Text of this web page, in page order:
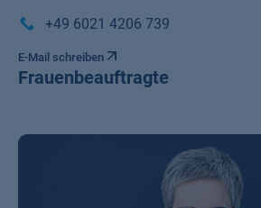
+49 6021 4206 739
E-Mail schreiben
Frauenbeauftragte